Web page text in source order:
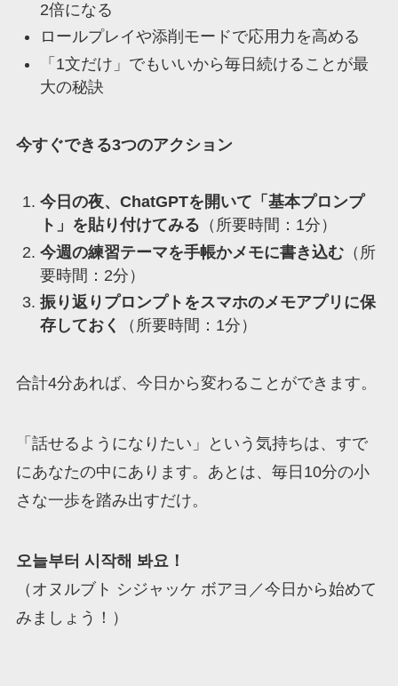
2倍になる
ロールプレイや添削モードで応用力を高める
「1文だけ」でもいいから毎日続けることが最
大の秘訣
今すぐできる3つのアクション
今日の夜、ChatGPTを開いて「基本プロンプ
ト」を貼り付けてみる （所要時間：1分）
今週の練習テーマを手帳かメモに書き込む（所
要時間：2分）
振り返りプロンプトをスマホのメモアプリに保
存しておく
（所要時間：1分）
合計4分あれば、今日から変わることができます。
「話せるようになりたい」という気持ちは、すで
にあなたの中にあります。あとは、毎日10分の小
さな一歩を踏み出すだけ。
오늘부터 시작해 봐요！
（オヌルブト シジャッケ ボアヨ／今日から始めて
みましょう！）